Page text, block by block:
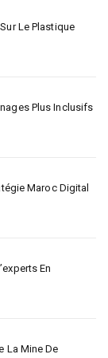
Le Plastique
Plus Inclusifs
Maroc Digital
En
La Mine De